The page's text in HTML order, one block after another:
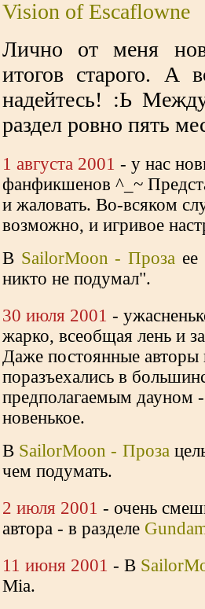
Vision of Escaflowne
Лично от меня
итогов старого. А
надейтесь! :Ь
раздел ровно пять
1 августа 2001 - у нас
фанфикшенов ^_~
и жаловать. Во-всяком
возможно, и игривое
В SailorMoon - Проза
никто не подумал".
30 июля 2001 -
жарко, всеобщая лень и
Даже постоянные авторы
поразъехались в
предполагаемым дауном
новенькое.
В SailorMoon - Проза
чем подумать.
2 июля 2001 - очень
автора - в разделе
11 июня 2001 - В
Mia.